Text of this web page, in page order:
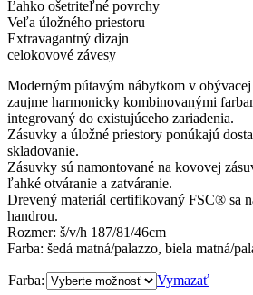
Ľahko ošetriteľné povrchy
Veľa úložného priestoru
Extravagantný dizajn
celokovové závesy
Moderným pútavým nábytkom v
zaujme harmonicky kombinovanými
integrovaný do existujúceho zariadenia.
Zásuvky a úložné priestory ponúkajú
skladovanie.
Zásuvky sú namontované na kovovej
ľahké otváranie a zatváranie.
Drevený materiál certifikovaný FSC® sa
handrou.
Rozmer: š/v/h 187/81/46cm
Farba: šedá matná/palazzo, biela matná/
Farba: Vymazať